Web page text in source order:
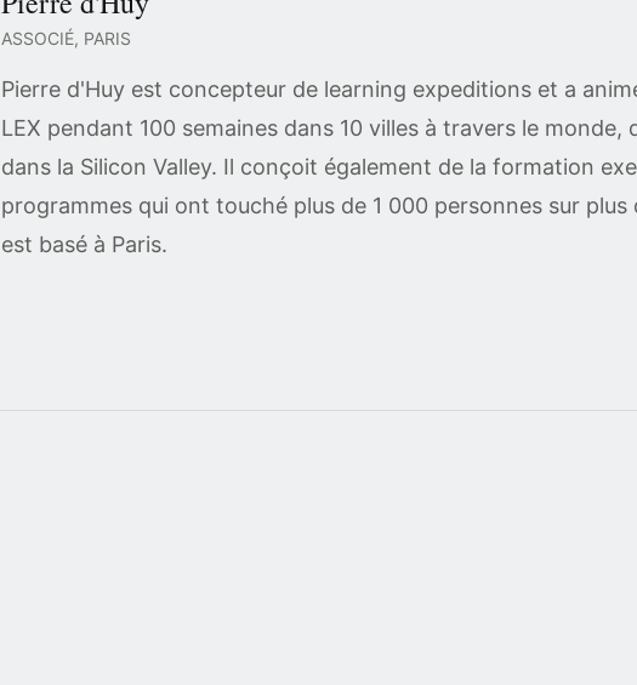
ASSOCIÉ, PARIS
Pierre d'Huy est concepteur de learning expeditions et a
LEX pendant 100 semaines dans 10 villes à travers le monde,
dans la Silicon Valley. Il conçoit également de la formation
programmes qui ont touché plus de 1 000 personnes sur plus
est basé à Paris.